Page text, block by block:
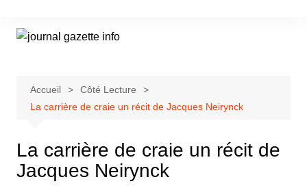
contenu
Accueil
Côté Lecture
La carrière de craie un récit de Jacques Neirynck
La carrière de craie un récit de
Jacques Neirynck